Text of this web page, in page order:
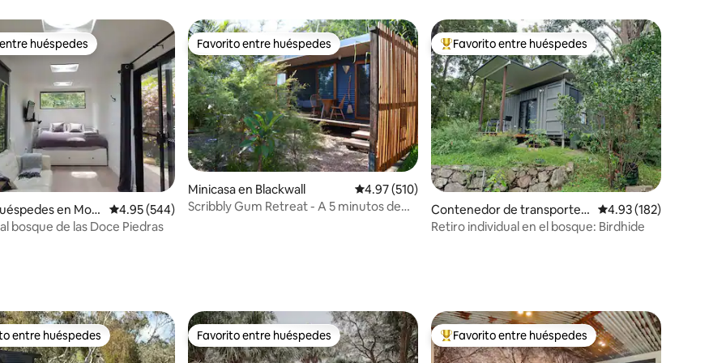
de 5, 479 reseñas
huéspedes
huéspedes
en Mou
Calificación promedio: 4.95 de 5, 544 reseñas
4.95 (544)
bosque de las Doce Piedras
Favorito entre huéspedes
Favorito entre huéspedes
Minicasa en Blackwall Calificación promedio: 4.97 de 5, 510 reseñas
4.97 (510)
Scribbly Gum Retreat - A 5 minutos de
Favorito entre huéspedes preferido
Favorito entre huéspedes
Contenedor de transporte e
n Rosemount
Calificación promedio:
4.93 (182)
Retiro individual en el bosque: Birdhide
huéspedes preferido
entre huéspedes Favorito entre huéspedes
Favorito entre huéspedes Favorito entre huéspedes preferido
Favorito entre huéspedes